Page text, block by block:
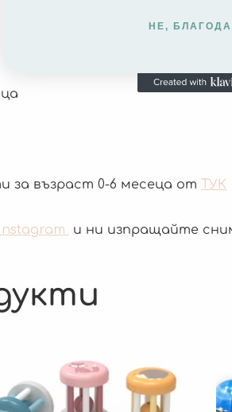
за възраст 0-6 месеца от ТУК
Instagram и ни изпращайте
НЕ,